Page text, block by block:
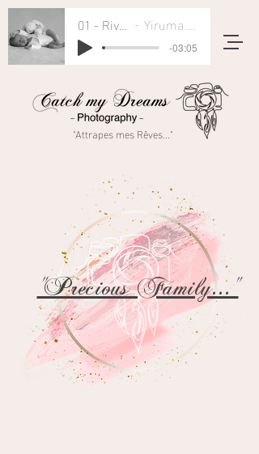
01 - River Flows In You Yiruma - Rivers Flow In You
-03:05
"Attrapes mes Rêves..."
"Precious Family..."